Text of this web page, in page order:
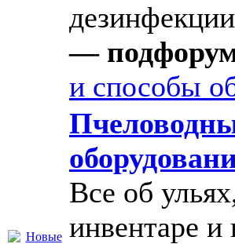
—
и способы
Все об
инвентаре и